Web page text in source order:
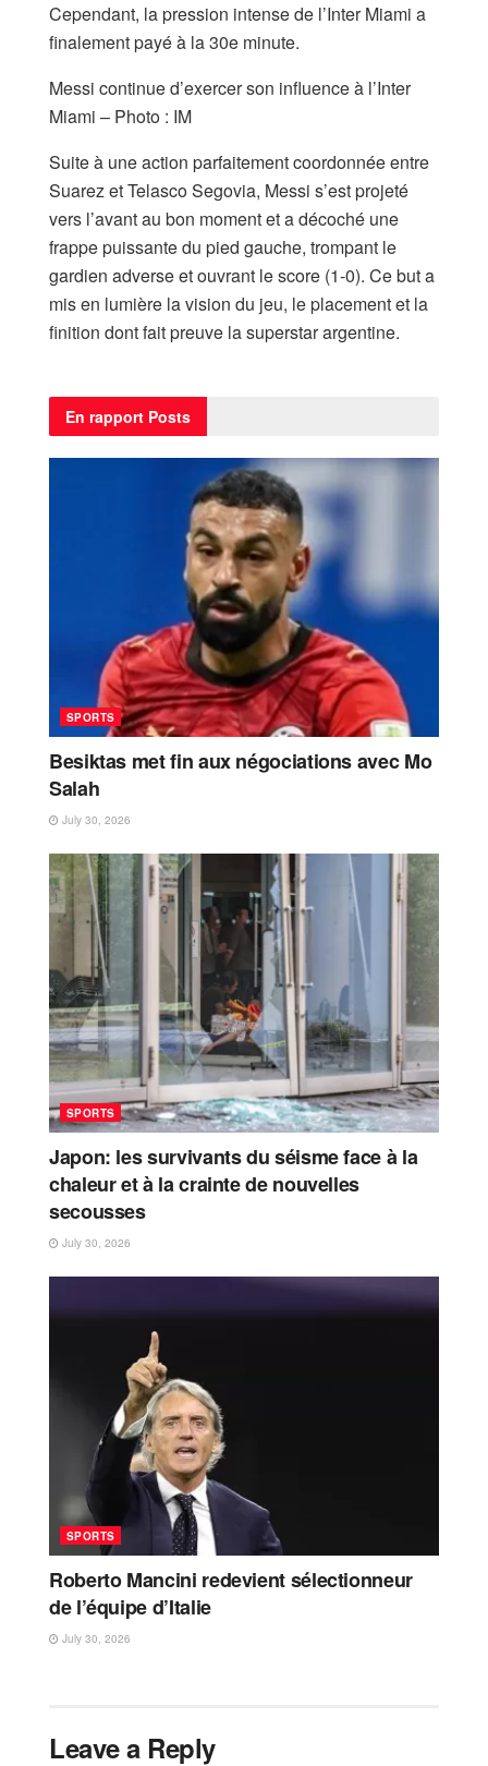
Cependant, la pression intense de l’Inter Miami a
finalement payé à la 30e minute.
Messi continue d’exercer son influence à l’Inter
Miami – Photo : IM
Suite à une action parfaitement coordonnée entre
Suarez et Telasco Segovia, Messi s’est projeté
vers l’avant au bon moment et a décoché une
frappe puissante du pied gauche, trompant le
gardien adverse et ouvrant le score (1-0). Ce but a
mis en lumière la vision du jeu, le placement et la
finition dont fait preuve la superstar argentine.
En rapport Posts
SPORTS
Besiktas met fin aux négociations avec Mo
Salah
July 30, 2026
SPORTS
Japon: les survivants du séisme face à la
chaleur et à la crainte de nouvelles
secousses
July 30, 2026
SPORTS
Roberto Mancini redevient sélectionneur
de l’équipe d’Italie
July 30, 2026
Leave a Reply